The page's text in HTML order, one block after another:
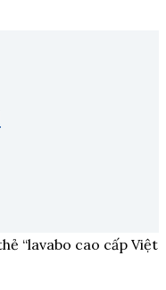
“lavabo cao cấp Việt